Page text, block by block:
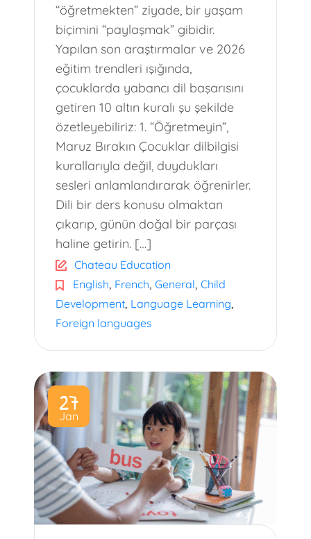
“öğretmekten” ziyade, bir yaşam
biçimini “paylaşmak” gibidir.
Yapılan son araştırmalar ve 2026
eğitim trendleri ışığında,
çocuklarda yabancı dil başarısını
getiren 10 altın kuralı şu şekilde
özetleyebiliriz: ​1. “Öğretmeyin”,
Maruz Bırakın ​Çocuklar dilbilgisi
kurallarıyla değil, duydukları
sesleri anlamlandırarak öğrenirler.
Dili bir ders konusu olmaktan
çıkarıp, günün doğal bir parçası
haline getirin. […]
Chateau Education
English, French, General, Child
Development, Language Learning,
Foreign languages
27
Jan